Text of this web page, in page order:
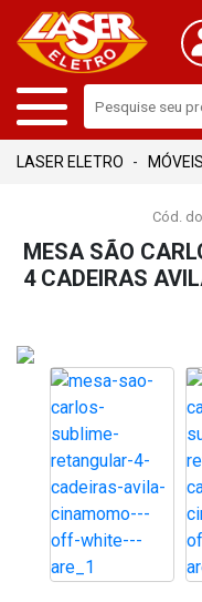
MÓVEIS
Cód.
MESA SÃO
4 CADEIRAS